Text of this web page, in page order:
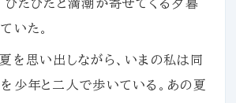
ひたひたと満潮が寄せてくる夕暮
いた。
を思い出しながら、いまの私は同
少年と二人で歩いている。あの夏